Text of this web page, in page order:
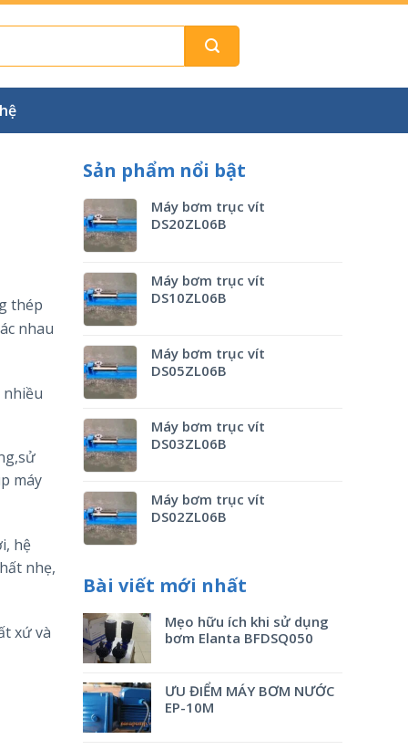
thép
nhau
nhiều
máy
hệ
nhẹ,
xứ và
Sản phẩm nổi bật
Máy bơm trục vít
DS20ZL06B
Máy bơm trục vít
DS10ZL06B
Máy bơm trục vít
DS05ZL06B
Máy bơm trục vít
DS03ZL06B
Máy bơm trục vít
DS02ZL06B
Bài viết mới nhất
Mẹo hữu ích khi sử dụng
bơm Elanta BFDSQ050
ƯU ĐIỂM MÁY BƠM NƯỚC
EP-10M